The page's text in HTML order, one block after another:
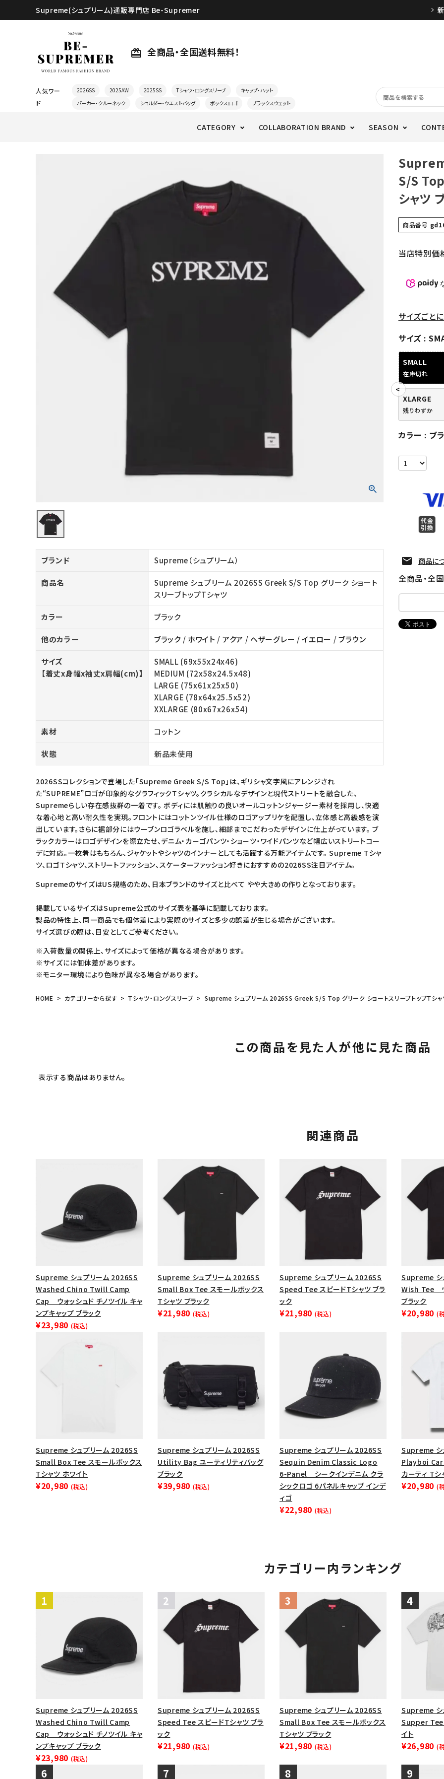
Supreme(シュプリーム)通販専門店 Be-Supremer
card_giftcard 全商品・全国送料無料！
人気ワー
ド
2026SS 2025AW 2025SS Tシャツ・ロングスリーブ
キャップ・ハット
パーカー・クルーネック
ショルダー・ウエストバッグ ボックスロゴ ブラックスウェット
CATEGORY COLLABORATION BRAND SEASON
カテゴリーから探す コラボレーションブ
在庫のない商品を表示する
絞り込んで検索する
パンツ・ショーツ
COLLABORATION BRAND
CONTENTS
ACCOUNT MENU
ログイン person 会員登録
ブランド Supreme（シュプリーム）
商品名
Supreme シュプリーム 2026SS Greek S/S Top グリーク ショート
スリーブトップTシャツ
カラー ブラック
他のカラー ブラック / ホワイト / アクア / ヘザーグレー /イエロー /ブラウン
サイズ
【着丈x身幅x袖丈x肩幅(cm)】
SMALL (69x55x24x46)
MEDIUM (72x58x24.5x48)
LARGE (75x61x25x50)
XLARGE (78x64x25.5x52)
XXLARGE (80x67x26x54)
素材 コットン
状態 新品未使用
2026SSコレクションで登場した「Supreme Greek S/S Top」は、ギリシャ文字風にアレンジされ
た“SUPREME”ロゴが印象的なグラフィックTシャツ。クラシカルなデザインと現代ストリートを融合した、
Supremeらしい存在感抜群の一着です。 ボディには肌触りの良いオールコットンジャージー素材を採用し、快適
な着心地と高い耐久性を実現。フロントにはコットンツイル仕様のロゴアップリケを配置し、立体感と高級感を演
出しています。さらに裾部分にはウーブンロゴラベルを施し、細部までこだわったデザインに仕上がっています。 ブ
ラックカラーはロゴデザインを際立たせ、デニム・カーゴパンツ・ショーツ・ワイドパンツなど幅広いストリートコー
デに対応。一枚着はもちろん、ジャケットやシャツのインナーとしても活躍する万能アイテムです。 Supreme Tシャ
ツ、ロゴTシャツ、ストリートファッション、スケーターファッション好きにおすすめの2026SS注目アイテム。
SupremeのサイズはUS規格のため、日本ブランドのサイズと比べて やや大きめの作りとなっております。
掲載しているサイズはSupreme公式のサイズ表を基準に記載しております。
製品の特性上、同一商品でも個体差により実際のサイズと多少の誤差が生じる場合がございます。
サイズ選びの際は、目安としてご参考ください。
※入荷数量の関係上、サイズによって価格が異なる場合があります。
※サイズには個体差があります。
※モニター環境により色味が異なる場合があります。
S/S Top
シャツ
商品番号
当店特別価
サイズごと
サイズ
SMALL
在庫切れ
XLARGE
残りわずか
カラー ブ
商品に
全商品・全
HOME カテゴリーから探す Tシャツ・ロングスリーブ Supreme シュプリーム 2026SS Greek S/S Top グリーク ショートスリーブトップTシャ
この商品を見た人が他に見た商品
表示する商品はありません。
関連商品
Supreme シュプリーム 2026SS
Washed Chino Twill Camp
Cap ウォッシュド チノツイル キャ
ンプキャップ ブラック
¥23,980 (税込)
Supreme シュプリーム 2026SS
Small Box Tee スモールボックス
Tシャツ ブラック
¥21,980 (税込)
Supreme シュプリーム 2026SS
Speed Tee スピードTシャツ ブラ
ック
¥21,980 (税込)
Supreme シ
Wish Tee
ブラック
¥20,980 (
Supreme シュプリーム 2026SS
Small Box Tee スモールボックス
Tシャツ ホワイト
¥20,980 (税込)
Supreme シュプリーム 2026SS
Utility Bag ユーティリティバッグ
ブラック
¥39,980 (税込)
Supreme シュプリーム 2026SS
Sequin Denim Classic Logo
6-Panel シークインデニム クラ
シックロゴ 6パネルキャップ インデ
ィゴ
¥22,980 (税込)
Supreme シ
Playboi
カーティ Tシ
¥20,980 (
カテゴリー内ランキング
Supreme シュプリーム 2026SS
Washed Chino Twill Camp
Cap ウォッシュド チノツイル キャ
ンプキャップ ブラック
¥23,980 (税込)
Supreme シュプリーム 2026SS
Speed Tee スピードTシャツ ブラ
ック
¥21,980 (税込)
Supreme シュプリーム 2026SS
Small Box Tee スモールボックス
Tシャツ ブラック
¥21,980 (税込)
Supreme シ
Supper Tee
イト
¥26,980 (